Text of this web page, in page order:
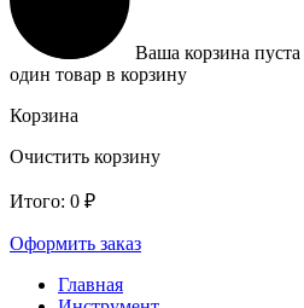
Ваша корзина пуста
один товар в корзину
Корзина
Очистить корзину
Итого: 0 ₽
Оформить заказ
Главная